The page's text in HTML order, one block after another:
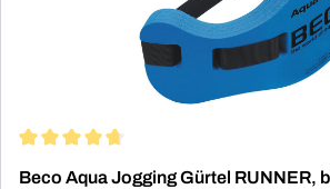
Beco Aqua Jogging Gürtel RUNNER,